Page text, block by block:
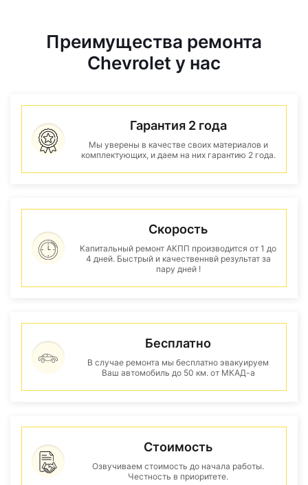
Преимущества ремонта
Chevrolet у нас
Гарантия 2 года
Мы уверены в качестве своих материалов и
комплектующих, и даем на них гарантию 2 года.
Скорость
Капитальный ремонт АКПП производится от 1 до
4 дней. Быстрый и качественнвй результат за
пару дней !
Бесплатно
В случае ремонта мы бесплатно эвакуируем
Ваш автомобиль до 50 км. от МКАД-а
Стоимость
Озвучиваем стоимость до начала работы.
Честность в приоритете.